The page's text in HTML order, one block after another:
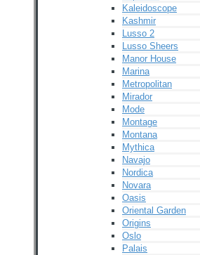
Kaleidoscope
Kashmir
Lusso 2
Lusso Sheers
Manor House
Marina
Metropolitan
Mirador
Mode
Montage
Montana
Mythica
Navajo
Nordica
Novara
Oasis
Oriental Garden
Origins
Oslo
Palais